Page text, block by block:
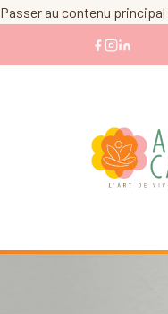
Passer au contenu principal